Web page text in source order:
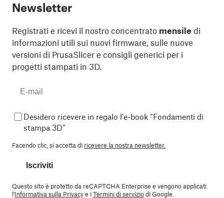
Newsletter
Registrati e ricevi il nostro concentrato mensile di
informazioni utili sui nuovi firmware, sulle nuove
versioni di PrusaSlicer e consigli generici per i
progetti stampati in 3D.
Desidero ricevere in regalo l'e-book “Fondamenti di
stampa 3D”
Facendo clic, si accetta di ricevere la nostra newsletter.
Iscriviti
Questo sito è protetto da reCAPTCHA Enterprise e vengono applicati
l'Informativa sulla Privacye iTermini di serviziodi Google.